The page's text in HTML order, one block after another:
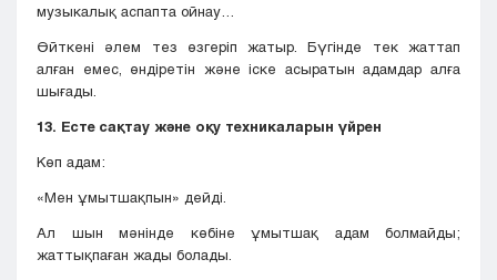
музыкалық аспапта ойнау…
Өйткені әлем тез өзгеріп жатыр. Бүгінде тек жаттап
алған емес, өндіретін және іске асыратын адамдар алға
шығады.
13. Есте сақтау және оқу техникаларын үйрен
Көп адам:
«Мен ұмытшақпын» дейді.
Ал шын мәнінде көбіне ұмытшақ адам болмайды;
жаттықпаған жады болады.